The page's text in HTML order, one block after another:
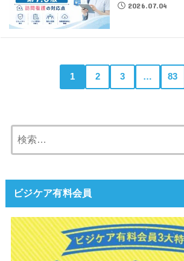
2026.07.04
1 2 3 … 83
索:
ビジケア有料会員